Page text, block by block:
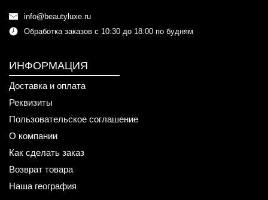
info@beautyluxe.ru
Обработка заказов с 10:30 до 18:00 по будням
ИНФОРМАЦИЯ
Доставка и оплата
Реквизиты
Пользовательское соглашение
О компании
Как сделать заказ
Возврат товара
Наша география